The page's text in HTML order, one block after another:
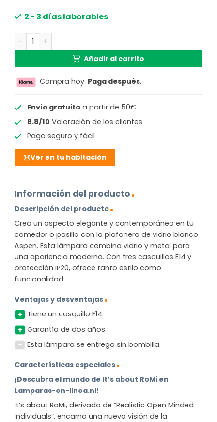
2 - 3 días laborables
Plafón moderno de vidrio blanco y metal It's About RoMi
Añadir al carrito
Compra hoy. Paga después.
Envío gratuitoa partir de 50€
8.8/10 Valoración de los clientes
Pago seguro y fácil
Ver en tu habitación
Información del producto
Descripción del producto
Crea un aspecto elegante y contemporáneo en tu
comedor o pasillo con la plafonera de vidrio blanco
Aspen. Esta lámpara combina vidrio y metal para
una apariencia moderna. Con tres casquillos E14 y
protección IP20, ofrece tanto estilo como
funcionalidad.
Ventajas y desventajas
Tiene un casquillo E14.
Garantía de dos años.
Esta lámpara se entrega sin bombilla.
Características especiales
¡Descubra el mundo de It’s about RoMi en
Lamparas-en-linea.nl!
It’s about RoMi, derivado de “Realistic Open Minded
Individuals”, encarna una nueva visión de la